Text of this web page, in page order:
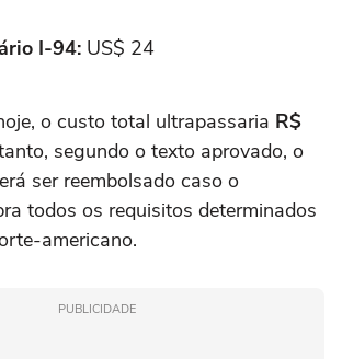
I-94: US$ 24
o custo total ultrapassaria R$
segundo o texto aprovado, o
ser reembolsado caso o
todos os requisitos determinados
americano.
PUBLICIDADE